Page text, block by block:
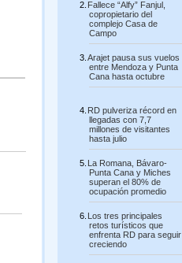
Fallece “Alfy” Fanjul,
copropietario del
complejo Casa de
Campo
Arajet pausa sus vuelos
entre Mendoza y Punta
Cana hasta octubre
RD pulveriza récord en
llegadas con 7,7
millones de visitantes
hasta julio
La Romana, Bávaro-
Punta Cana y Miches
superan el 80% de
ocupación promedio
Los tres principales
retos turísticos que
enfrenta RD para seguir
creciendo